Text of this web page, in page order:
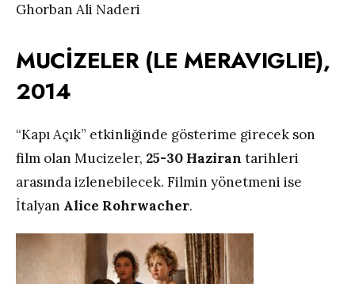
Ghorban Ali Naderi
MUCİZELER (LE MERAVIGLIE),
2014
“Kapı Açık” etkinliğinde gösterime girecek son
film olan Mucizeler, 25-30 Haziran tarihleri
arasında izlenebilecek. Filmin yönetmeni ise
İtalyan Alice Rohrwacher.